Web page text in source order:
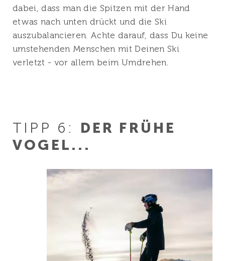
dabei, dass man die Spitzen mit der Hand
etwas nach unten drückt und die Ski
auszubalancieren. Achte darauf, dass Du keine
umstehenden Menschen mit Deinen Ski
verletzt - vor allem beim Umdrehen.
TIPP 6: DER FRÜHE
VOGEL...